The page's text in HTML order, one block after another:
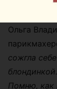
Ольга
сожгла
Помню, как